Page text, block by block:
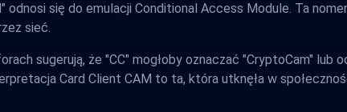
odnosi się do emulacji Conditional Access Module. Ta
sieć.
sugerują, że "CC" mogłoby oznaczać "CryptoCam" lub
Card Client CAM to ta, która utknęła w